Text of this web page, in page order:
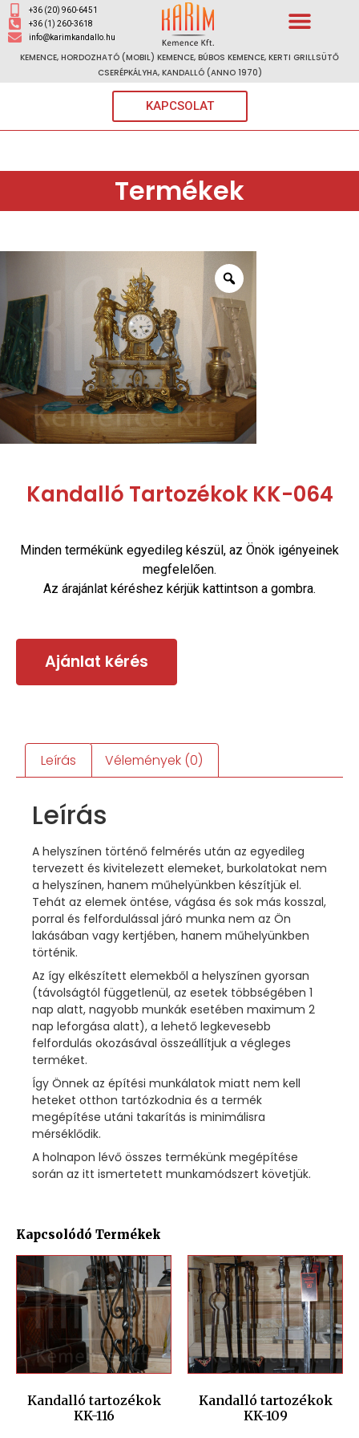
+36 (20) 960-6451
+36 (1) 260-3618
info@karimkandallo.hu
KEMENCE, HORDOZHATÓ (MOBIL) KEMENCE, BÚBOS KEMENCE, KERTI GRILLSÜTŐ
CSERÉPKÁLYHA, KANDALLÓ (ANNO 1970)
KAPCSOLAT
Termékek
Kandalló Tartozékok KK-064
Minden termékünk egyedileg készül, az Önök igényeinek
megfelelően.
Az árajánlat kéréshez kérjük kattintson a gombra.
Ajánlat kérés
Leírás Vélemények (0)
Leírás
A helyszínen történő felmérés után az egyedileg
tervezett és kivitelezett elemeket, burkolatokat nem
a helyszínen, hanem műhelyünkben készítjük el.
Tehát az elemek öntése, vágása és sok más kosszal,
porral és felfordulással járó munka nem az Ön
lakásában vagy kertjében, hanem műhelyünkben
történik.
Az így elkészített elemekből a helyszínen gyorsan
(távolságtól függetlenül, az esetek többségében 1
nap alatt, nagyobb munkák esetében maximum 2
nap leforgása alatt), a lehető legkevesebb
felfordulás okozásával összeállítjuk a végleges
terméket.
Így Önnek az építési munkálatok miatt nem kell
heteket otthon tartózkodnia és a termék
megépítése utáni takarítás is minimálisra
mérséklődik.
A holnapon lévő összes termékünk megépítése
során az itt ismertetett munkamódszert követjük.
Kapcsolódó Termékek
Kandalló tartozékok
KK-116
Kandalló tartozékok
KK-109